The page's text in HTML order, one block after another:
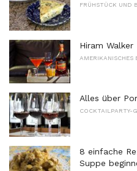
FRÜHSTÜCK UND
Hiram
AMERIKANISCHES
Alles über
COCKTAILPARTY-
8 einfache
Suppe